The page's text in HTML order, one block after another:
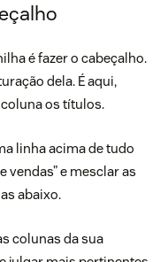
é fazer o cabeçalho.
dela. É aqui,
os títulos.
linha acima de tudo
vendas” e mesclar as
abaixo.
colunas da sua